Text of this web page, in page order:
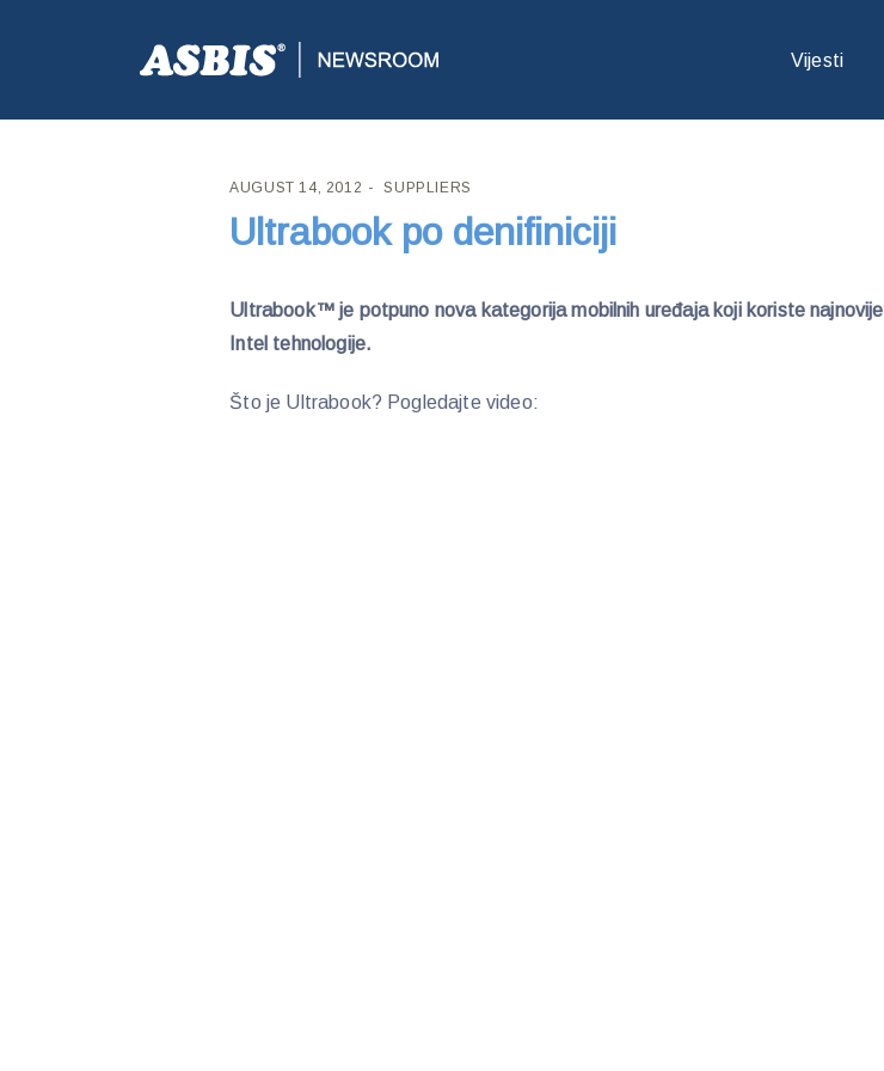
Vijesti
ASBIS CROATIA>SUPPLIERS> ULTRABOOK PO DENIFINICIJI
AUGUST 14, 2012 SUPPLIERS
Ultrabook po denifiniciji
Ultrabook™ je potpuno nova kategorija mobilnih uređaja koji koriste najnovije
Intel tehnologije.
Što je Ultrabook? Pogledajte video: